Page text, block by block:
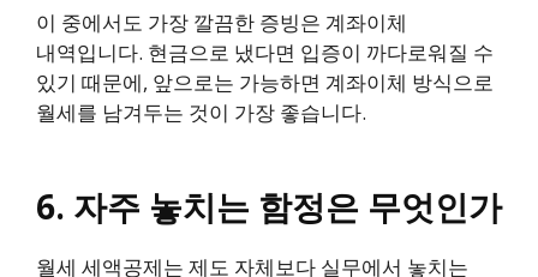
이 중에서도 가장 깔끔한 증빙은 계좌이체
내역입니다. 현금으로 냈다면 입증이 까다로워질 수
있기 때문에, 앞으로는 가능하면 계좌이체 방식으로
월세를 남겨두는 것이 가장 좋습니다.
6. 자주 놓치는 함정은 무엇인가
월세 세액공제는 제도 자체보다 실무에서 놓치는